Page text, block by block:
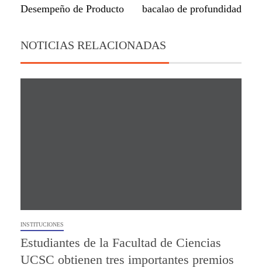
Desempeño de Producto
bacalao de profundidad
NOTICIAS RELACIONADAS
INSTITUCIONES
Estudiantes de la Facultad de Ciencias
UCSC obtienen tres importantes premios